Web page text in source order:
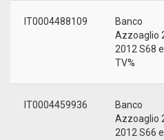
IT0004488109
Banco
Azzoaglio
2012 S68
TV%
IT0004459936
Banco
Azzoaglio
2012 S66